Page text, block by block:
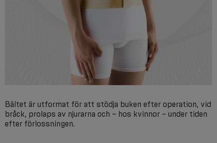
Bältet är utformat för att stödja buken efter operation, vid
bråck, prolaps av njurarna och – hos kvinnor – under tiden
efter förlossningen.